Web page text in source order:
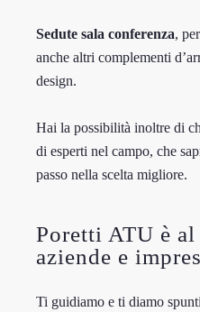
Sedute sala conferenza,
anche altri complementi
design.
Hai la possibilità inoltre di
di esperti nel campo, che
passo nella scelta migliore.
Poretti ATU è
aziende e
Ti guidiamo e ti diamo